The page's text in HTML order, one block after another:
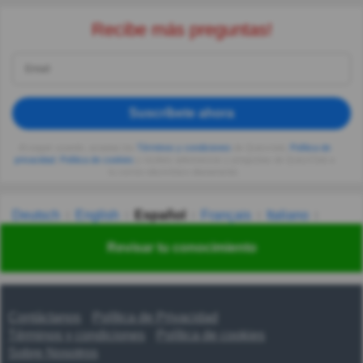
Revisar tu conocimiento
Recibe más preguntas!
Suscríbete ahora
privacidad
Deutsch English Español Français
Italiano
Українська हिन्दी 한국어 汉语
Contáctanos
Política de Privacidad
Términos y condiciones